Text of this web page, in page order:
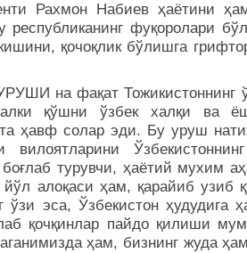
Рахмон Набиев ҳаётини
республиканинг фуқоролари
қочоқлик бўлишга
на фақат Тожикистоннинг
қўшни ўзбек халқи ва
ҳавф солар эди. Бу уруш
вилоятларини
турувчи, ҳаётий мухим
алоқаси ҳам, қарайиб узиб
эса, Ўзбекистон ҳудудига
қочқинлар пайдо қилиши
ҳам, бизнинг жуда